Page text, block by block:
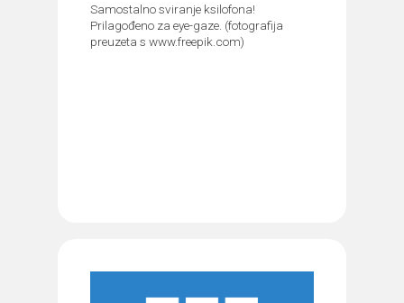
Samostalno sviranje ksilofona!
Prilagođeno za eye-gaze. (fotografija
preuzeta s www.freepik.com)